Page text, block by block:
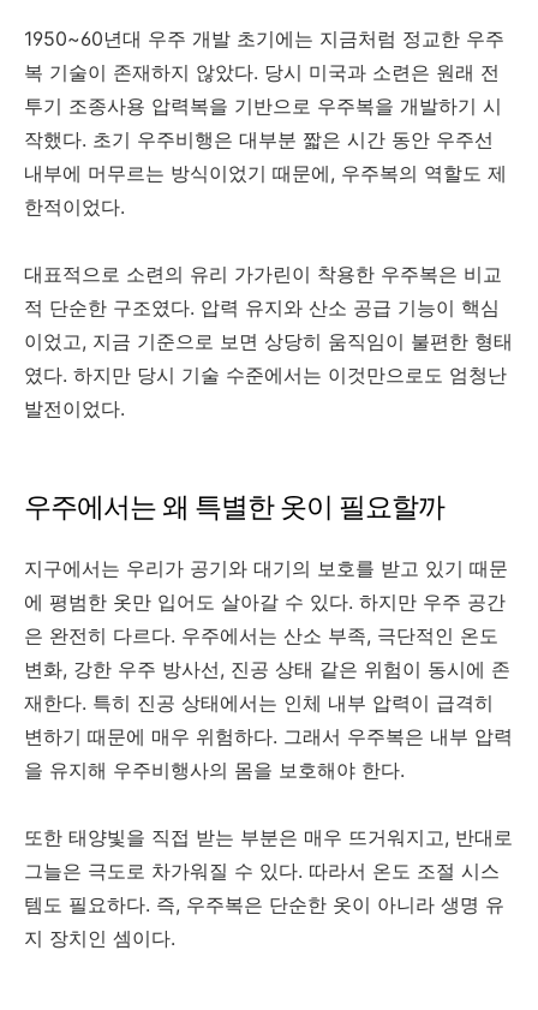
1950~60년대 우주 개발 초기에는 지금처럼 정교한 우주
복 기술이 존재하지 않았다. 당시 미국과 소련은 원래 전
투기 조종사용 압력복을 기반으로 우주복을 개발하기 시
작했다. 초기 우주비행은 대부분 짧은 시간 동안 우주선
내부에 머무르는 방식이었기 때문에, 우주복의 역할도 제
한적이었다.
대표적으로 소련의 유리 가가린이 착용한 우주복은 비교
적 단순한 구조였다. 압력 유지와 산소 공급 기능이 핵심
이었고, 지금 기준으로 보면 상당히 움직임이 불편한 형태
였다. 하지만 당시 기술 수준에서는 이것만으로도 엄청난
발전이었다.
우주에서는 왜 특별한 옷이 필요할까
지구에서는 우리가 공기와 대기의 보호를 받고 있기 때문
에 평범한 옷만 입어도 살아갈 수 있다. 하지만 우주 공간
은 완전히 다르다. 우주에서는 산소 부족, 극단적인 온도
변화, 강한 우주 방사선, 진공 상태 같은 위험이 동시에 존
재한다. 특히 진공 상태에서는 인체 내부 압력이 급격히
변하기 때문에 매우 위험하다. 그래서 우주복은 내부 압력
을 유지해 우주비행사의 몸을 보호해야 한다.
또한 태양빛을 직접 받는 부분은 매우 뜨거워지고, 반대로
그늘은 극도로 차가워질 수 있다. 따라서 온도 조절 시스
템도 필요하다. 즉, 우주복은 단순한 옷이 아니라 생명 유
지 장치인 셈이다.